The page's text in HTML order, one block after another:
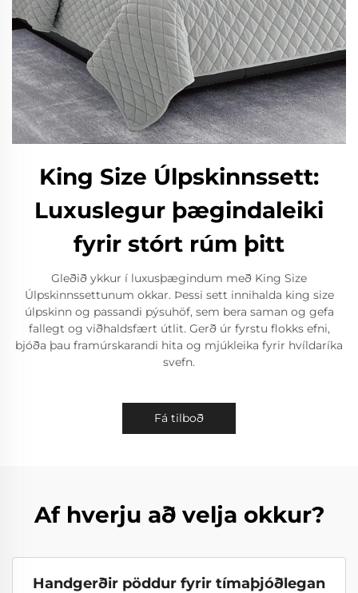
King Size Úlpskinnssett:
Luxuslegur þægindaleiki
fyrir stórt rúm þitt
Gleðið ykkur í luxusþægindum með King Size
Úlpskinnssettunum okkar. Þessi sett innihalda king size
úlpskinn og passandi pýsuhöf, sem bera saman og gefa
fallegt og viðhaldsfært útlit. Gerð úr fyrstu flokks efni,
bjóða þau framúrskarandi hita og mjúkleika fyrir hvíldaríka
svefn.
Fá tilboð
Af hverju að velja okkur?
Handgerðir pöddur fyrir tímaþjóðlegan